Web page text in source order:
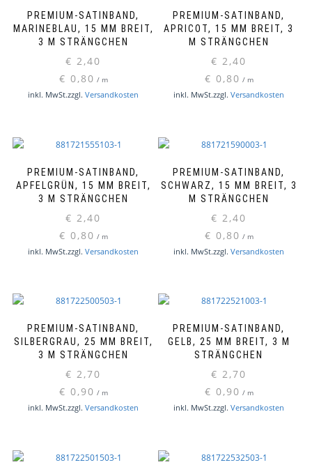
PREMIUM-SATINBAND,
MARINEBLAU, 15 MM BREIT,
3 M STRÄNGCHEN
€ 2,40
€ 0,80 / m
inkl. MwSt.zzgl. Versandkosten
PREMIUM-SATINBAND,
APRICOT, 15 MM BREIT, 3
M STRÄNGCHEN
€ 2,40
€ 0,80 / m
inkl. MwSt.zzgl. Versandkosten
PREMIUM-SATINBAND,
APFELGRÜN, 15 MM BREIT,
3 M STRÄNGCHEN
€ 2,40
€ 0,80 / m
inkl. MwSt.zzgl. Versandkosten
PREMIUM-SATINBAND,
SCHWARZ, 15 MM BREIT, 3
M STRÄNGCHEN
€ 2,40
€ 0,80 / m
inkl. MwSt.zzgl. Versandkosten
PREMIUM-SATINBAND,
SILBERGRAU, 25 MM BREIT,
3 M STRÄNGCHEN
€ 2,70
€ 0,90 / m
inkl. MwSt.zzgl. Versandkosten
PREMIUM-SATINBAND,
GELB, 25 MM BREIT, 3 M
STRÄNGCHEN
€ 2,70
€ 0,90 / m
inkl. MwSt.zzgl. Versandkosten